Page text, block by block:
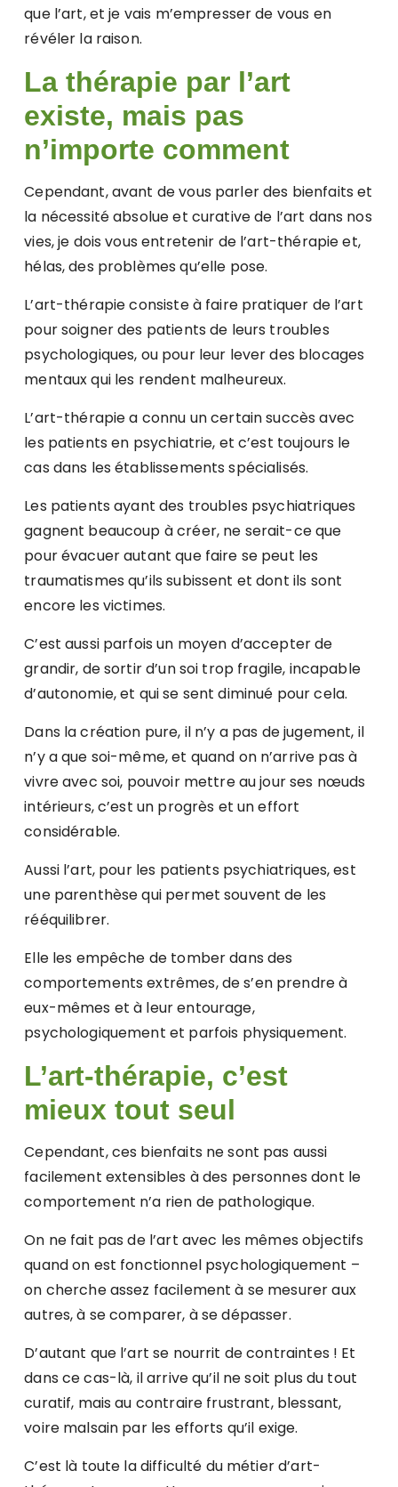
que l’art, et je vais m’empresser de vous en
révéler la raison.
La thérapie par l’art
existe, mais pas
n’importe comment
Cependant, avant de vous parler des bienfaits et
la nécessité absolue et curative de l’art dans nos
vies, je dois vous entretenir de l’art-thérapie et,
hélas, des problèmes qu’elle pose.
L’art-thérapie consiste à faire pratiquer de l’art
pour soigner des patients de leurs troubles
psychologiques, ou pour leur lever des blocages
mentaux qui les rendent malheureux.
L’art-thérapie a connu un certain succès avec
les patients en psychiatrie, et c’est toujours le
cas dans les établissements spécialisés.
Les patients ayant des troubles psychiatriques
gagnent beaucoup à créer, ne serait-ce que
pour évacuer autant que faire se peut les
traumatismes qu’ils subissent et dont ils sont
encore les victimes.
C’est aussi parfois un moyen d’accepter de
grandir, de sortir d’un soi trop fragile, incapable
d’autonomie, et qui se sent diminué pour cela.
Dans la création pure, il n’y a pas de jugement, il
n’y a que soi-même, et quand on n’arrive pas à
vivre avec soi, pouvoir mettre au jour ses nœuds
intérieurs, c’est un progrès et un effort
considérable.
Aussi l’art, pour les patients psychiatriques, est
une parenthèse qui permet souvent de les
rééquilibrer.
Elle les empêche de tomber dans des
comportements extrêmes, de s’en prendre à
eux-mêmes et à leur entourage,
psychologiquement et parfois physiquement.
L’art-thérapie, c’est
mieux tout seul
Cependant, ces bienfaits ne sont pas aussi
facilement extensibles à des personnes dont le
comportement n’a rien de pathologique.
On ne fait pas de l’art avec les mêmes objectifs
quand on est fonctionnel psychologiquement –
on cherche assez facilement à se mesurer aux
autres, à se comparer, à se dépasser.
D’autant que l’art se nourrit de contraintes ! Et
dans ce cas-là, il arrive qu’il ne soit plus du tout
curatif, mais au contraire frustrant, blessant,
voire malsain par les efforts qu’il exige.
C’est là toute la difficulté du métier d’art-